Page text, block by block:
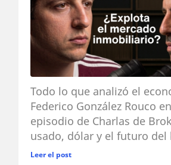
Todo lo que analizó el
Federico González Rouco
episodio de Charlas de
usado, dólar y el futuro del
Leer el post